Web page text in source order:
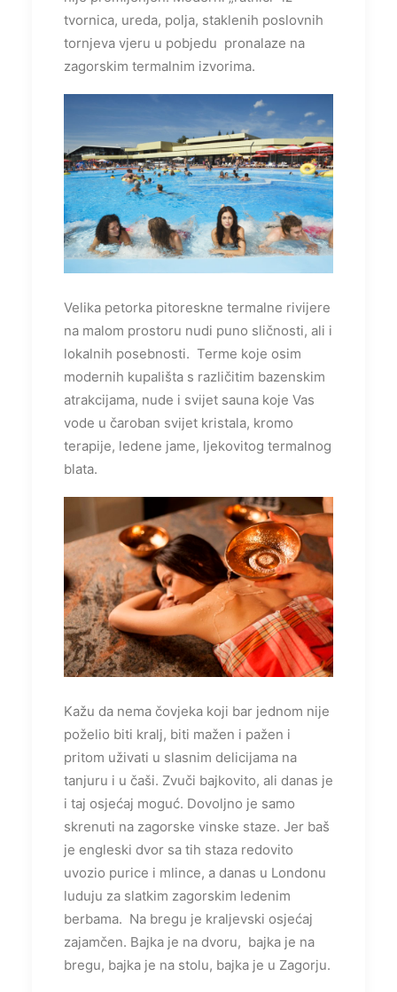
tvornica, ureda, polja, staklenih poslovnih
tornjeva vjeru u pobjedu pronalaze na
zagorskim termalnim izvorima.
Velika petorka pitoreskne termalne rivijere
na malom prostoru nudi puno sličnosti, ali i
lokalnih posebnosti. Terme koje osim
modernih kupališta s različitim bazenskim
atrakcijama, nude i svijet sauna koje Vas
vode u čaroban svijet kristala, kromo
terapije, ledene jame, ljekovitog termalnog
blata.
Kažu da nema čovjeka koji bar jednom nije
poželio biti kralj, biti mažen i pažen i
pritom uživati u slasnim delicijama na
tanjuru i u čaši. Zvuči bajkovito, ali danas je
i taj osjećaj moguć. Dovoljno je samo
skrenuti na zagorske vinske staze. Jer baš
je engleski dvor sa tih staza redovito
uvozio purice i mlince, a danas u Londonu
luduju za slatkim zagorskim ledenim
berbama. Na bregu je kraljevski osjećaj
zajamčen. Bajka je na dvoru, bajka je na
bregu, bajka je na stolu, bajka je u Zagorju.